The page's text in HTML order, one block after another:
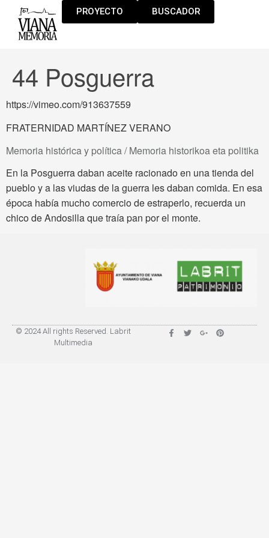
PROYECTO BUSCADOR
44 Posguerra
https://vimeo.com/913637559
FRATERNIDAD MARTÍNEZ VERANO
Memoria histórica y política / Memoria historikoa eta politika
En la Posguerra daban aceite racionado en una tienda del
pueblo y a las viudas de la guerra les daban comida. En esa
época había mucho comercio de estraperlo, recuerda un
chico de Andosilla que traía pan por el monte.
© 2024 All rights Reserved. Labrit
Multimedia